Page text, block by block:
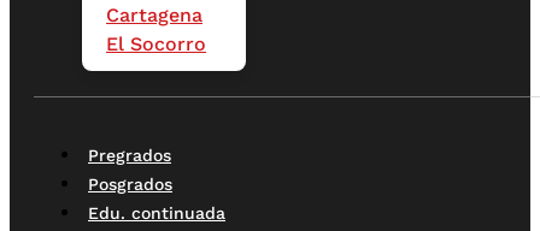
Cartagena
El Socorro
Pregrados
Posgrados
Edu. continuada